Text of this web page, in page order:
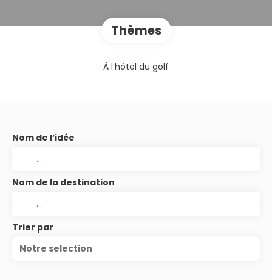
Thèmes
À l’hôtel du golf
Nom de l’idée
Nom de la destination
Trier par
Notre selection